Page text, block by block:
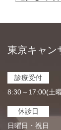
東京キャン
診療受付
8:30～17:00(土
休診日
日曜日・祝日